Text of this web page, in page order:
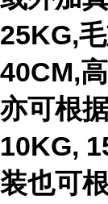
25KG,
40CM,
亦可根
10KG,
装也可